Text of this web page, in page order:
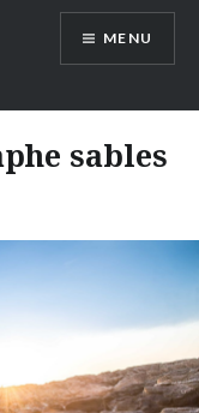
MENU
sables